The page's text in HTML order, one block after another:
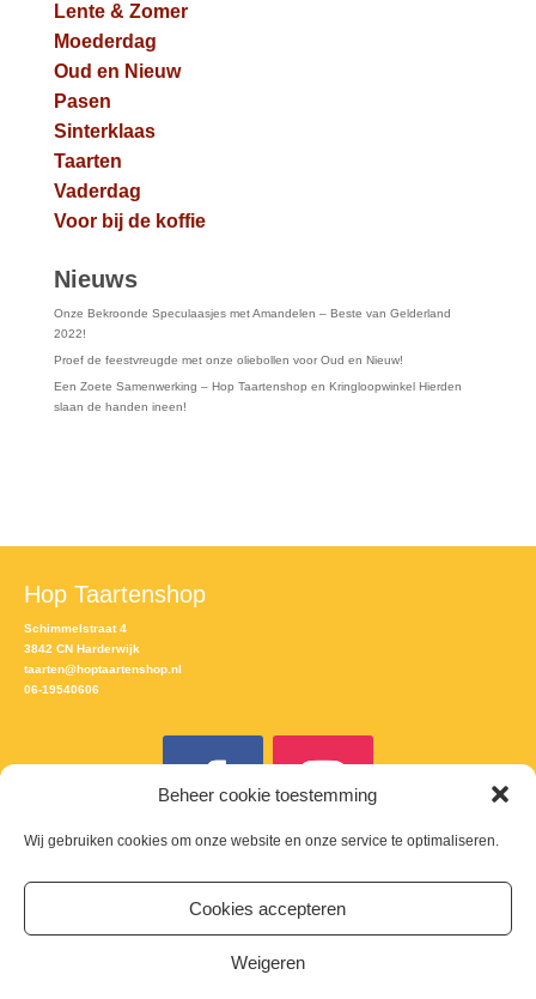
Beheer cookie toestemming
Wij gebruiken cookies om onze website en onze service te optimaliseren.
Cookies accepteren
Weigeren
Lente & Zomer
Moederdag
Oud en Nieuw
Pasen
Sinterklaas
Taarten
Vaderdag
Voor bij de koffie
Nieuws
Onze Bekroonde Speculaasjes met Amandelen – Beste van Gelderland
2022!
Proef de feestvreugde met onze oliebollen voor Oud en Nieuw!
Een Zoete Samenwerking – Hop Taartenshop en Kringloopwinkel Hierden
slaan de handen ineen!
Hop Taartenshop
Schimmelstraat 4
3842 CN Harderwijk
taarten@hoptaartenshop.nl
06-19540606
Meld je aan voor de nieuwsbrief
Email